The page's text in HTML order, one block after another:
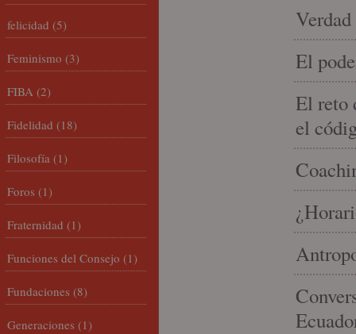
El
El reto
el
felicidad (5)
Feminismo (3)
FIBA (2)
Fidelidad (18)
Filosofía (1)
Foros (1)
Fraternidad (1)
Funciones del Consejo (1)
Fundaciones (8)
Generaciones (1)